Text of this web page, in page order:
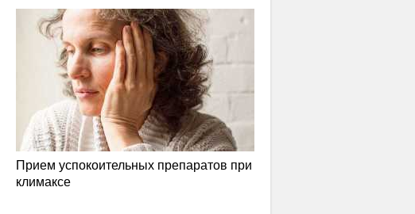
Прием успокоительных препаратов при
климаксе